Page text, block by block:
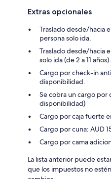
Extras opcionales
Traslado desde/hacia
persona solo ida.
Traslado desde/hacia
solo ida (de 2 a 11 años).
Cargo por check-in
disponibilidad.
Se cobra un cargo por
disponibilidad)
Cargo por caja fuerte
Cargo por cuna: AUD
Cargo por cama
La lista anterior puede
que los impuestos no